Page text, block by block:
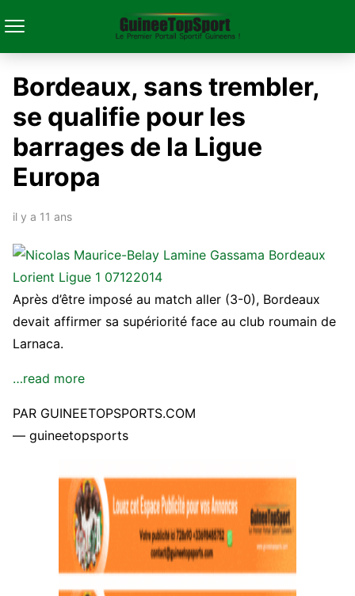
Bordeaux, sans trembler,
se qualifie pour les
barrages de la Ligue
Europa
il y a 11 ans
Après d’être imposé au match aller (3-0), Bordeaux
devait affirmer sa supériorité face au club roumain de
Larnaca.
…read more
PAR GUINEETOPSPORTS.COM
— guineetopsports